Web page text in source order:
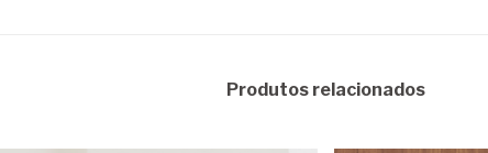
Produtos relacionados